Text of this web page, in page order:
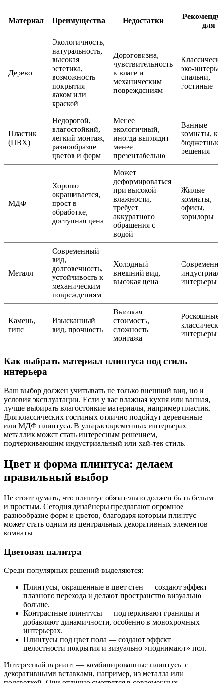
Материал Преимущества Недостатки
для
Дерево
Экологичность,
натуральность,
высокая
эстетика,
возможность
покрытия
лаком или
краской
Дороговизна,
чувствительность
к влаге и
механическим
повреждениям
эко-
спальни,
гостиные
Пластик
(ПВХ)
Недорогой,
влагостойкий,
легкий монтаж,
разнообразие
цветов и форм
Менее
экологичный,
иногда выглядит
менее
презентабельно
Ванные
комнаты,
решения
МДФ
Хорошо
окрашивается,
прост в
обработке,
доступная цена
Может
деформироваться
при высокой
влажности,
требует
аккуратного
обращения с
водой
Жилые
комнаты,
офисы,
коридоры
Металл
Современный
вид,
долговечность,
устойчивость к
механическим
повреждениям
Холодный
внешний вид,
высокая цена
интерьеры
Камень,
гипс
Изысканный
вид, прочность
Высокая
стоимость,
сложность
монтажа
интерьеры
Как выбрать материал плинтуса под стиль
интерьера
Ваш выбор должен учитывать не только внешний вид, но и
условия эксплуатации. Если у вас влажная кухня или ванная,
лучше выбирать влагостойкие материалы, например пластик.
Для классических гостиных отлично подойдут деревянные
или МДФ плинтуса. В ультрасовременных интерьерах
металлик может стать интересным решением,
подчеркивающим индустриальный или хай-тек стиль.
Цвет и форма плинтуса: делаем
правильный выбор
Не стоит думать, что плинтус обязательно должен быть белым
и простым. Сегодня дизайнеры предлагают огромное
разнообразие форм и цветов, благодаря которым плинтус
может стать одним из центральных декоративных элементов
комнаты.
Цветовая палитра
Среди популярных решений выделяются:
Плинтусы, окрашенные в цвет стен — создают эффект
плавного перехода и делают пространство визуально
больше.
Контрастные плинтусы — подчеркивают границы и
добавляют динамичности, особенно в монохромных
интерьерах.
Плинтусы под цвет пола — создают эффект
целостности покрытия и визуально «поднимают» пол.
Интересный вариант — комбинированные плинтусы с
декоративными вставками, например, из металла или